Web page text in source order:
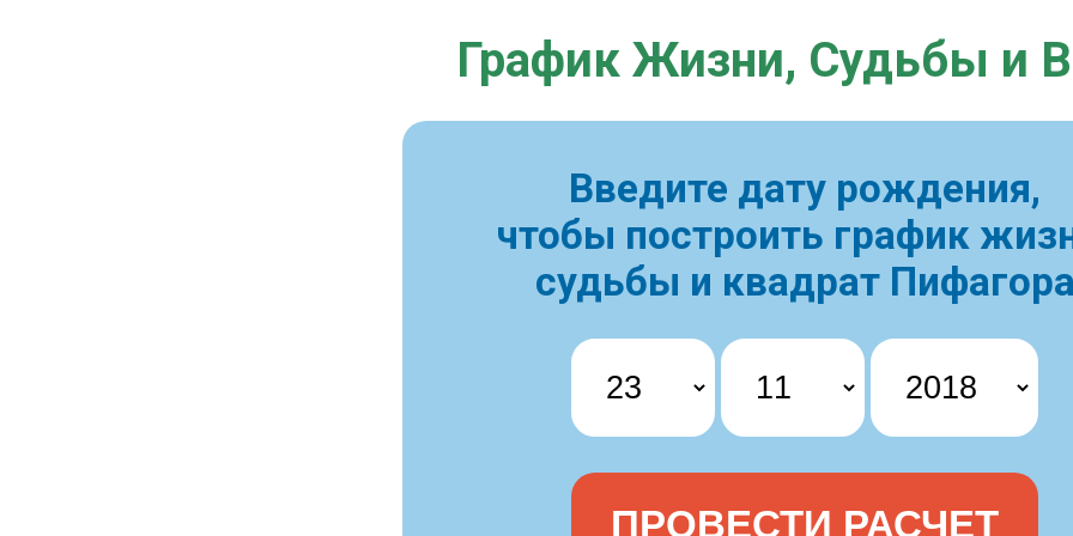
График Жизни, Судьбы и
Введите дату рождения,
чтобы построить график
судьбы и квадрат Пифагора
ПРОВЕСТИ РАСЧЕТ